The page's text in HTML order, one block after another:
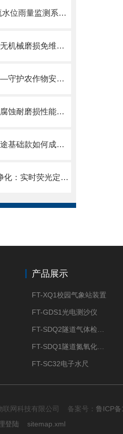
水文资讯/推送：河流水位雨量监测系统—非接触式测量的水文监测仪器设备
降雨量监测系统——无机械磨损免维护，秒级响应测降雨，城市防汛超实用。
物联网太阳能杀虫灯—守护农作物安全的植保病害虫灭杀系统设备2024全国发货
养殖污水监测站—耐腐蚀耐磨损性能，在养殖污水高盐环境中长期稳定运行。
销量与口碑双高：风途基础款如何成为高性价比便携气象仪的代名词？
非洲猪瘟/禽流/种源净化：实时荧光定量PCR仪如何守护农业生物安全？
产品展示
FT-XQ1校园气象站装置
FT-GDS1光电测沙仪
FT-SC32电子水尺
联网科技有限公司 备案号： 鲁ICP
登陆 sitemap.xml